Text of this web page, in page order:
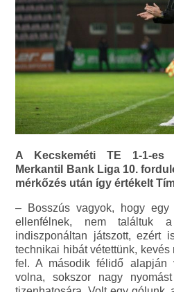
A Kecskeméti TE 1-1-es
Merkantil Bank Liga 10.
mérkőzés után így értékelt
– Bosszús vagyok, hogy
ellenfélnek, nem találtuk
indiszponáltan játszott, ezért
technikai hibát vétettünk,
fel. A második félidő alapján
volna, sokszor nagy